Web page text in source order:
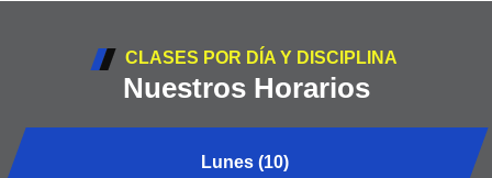
CLASES POR DÍA Y DISCIPLINA
Nuestros Horarios
Lunes (10)